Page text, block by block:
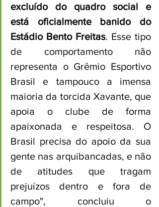
excluído do quadro social e
está oficialmente banido do
Estádio Bento Freitas. Esse tipo
de comportamento não
representa o Grêmio Esportivo
Brasil e tampouco a imensa
maioria da torcida Xavante, que
apoia o clube de forma
apaixonada e respeitosa. O
Brasil precisa do apoio da sua
gente nas arquibancadas, e não
de atitudes que tragam
prejuízos dentro e fora de
campo", concluiu o